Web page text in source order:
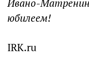
Ивано-
юбилеем!
IRK.ru